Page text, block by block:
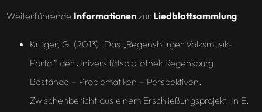
Weiterführende Informationenzur Liedblattsammlung:
Krüger, G. (2013). Das „Regensburger Volksmusik-
Portal“ der Universitätsbibliothek Regensburg.
Bestände – Problematiken – Perspektiven.
Zwischenbericht aus einem Erschließungsprojekt. In E.